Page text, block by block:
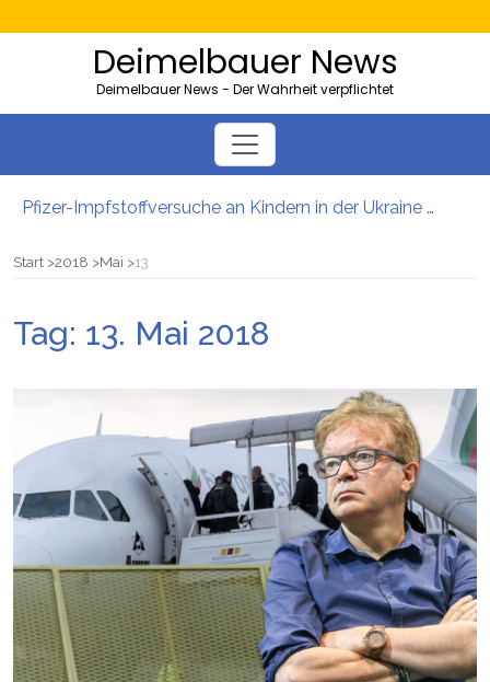
Deimelbauer News
Deimelbauer News - Der Wahrheit verpflichtet
Pfizer-Impfstoffversuche an Kindern in der Ukraine mit hohen Sterblichkeitsraten
Start 2018 Mai 13
Tag: 13. Mai 2018